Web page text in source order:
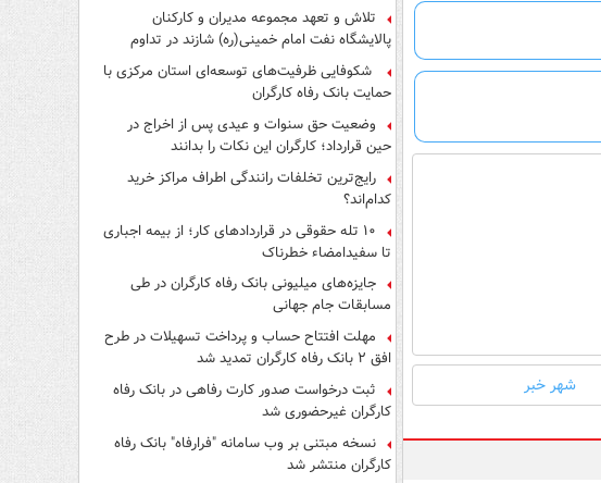
شهر خبر
تلاش و تعهد مجموعه مدیران و کارکنان
پالایشگاه نفت امام خمینی(ره) شازند در تداوم
تولید در ایام جنگ رمضان، شایسته قدردانی است
شکوفایی ظرفیت‌های توسعه‌ای استان مرکزی با
حمایت بانک رفاه کارگران
وضعیت حق سنوات و عیدی پس از اخراج در
حین قرارداد؛ کارگران این نکات را بدانند
رایج‌ترین تخلفات رانندگی اطراف مراکز خرید
کدام‌اند؟
۱۰ تله حقوقی در قراردادهای کار؛ از بیمه اجباری
تا سفیدامضاء خطرناک
جایزه‌های میلیونی بانک رفاه کارگران در طی
مسابقات جام جهانی
مهلت افتتاح حساب و پرداخت تسهیلات در طرح
افق ۲ بانک رفاه کارگران تمدید شد
ثبت درخواست صدور کارت رفاهی در بانک رفاه
کارگران غیرحضوری شد
نسخه مبتنی بر وب سامانه "فرارفاه" بانک رفاه
کارگران منتشر شد